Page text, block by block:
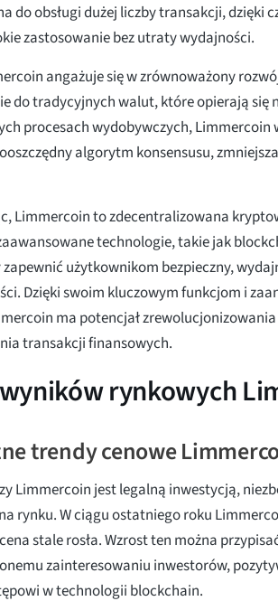
do obsługi dużej liczby transakcji, dzięki
zastosowanie bez utraty wydajności.
angażuje się w zrównoważony
do tradycyjnych walut, które opierają się
procesach wydobywczych, Limmercoin
algorytm konsensusu,
Limmercoin to zdecentralizowana
technologie, takie jak
użytkownikom bezpieczny,
Dzięki swoim kluczowym funkcjom i
ma potencjał
transakcji finansowych.
rynkowych
trendy cenowe
Limmercoin jest legalną inwestycją,
rynku. W ciągu ostatniego roku
stale rosła. Wzrost ten można
zainteresowaniu inwestorów,
w technologii blockchain.